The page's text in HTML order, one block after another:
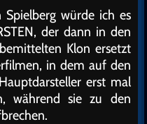
würde ich es
der dann in den
Klon ersetzt
in dem auf den
erst mal
während sie zu den